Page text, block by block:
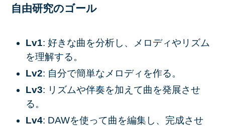
自由研究のゴール
Lv1: 好きな曲を分析し、メロディやリズム
を理解する。
Lv2: 自分で簡単なメロディを作る。
Lv3: リズムや伴奏を加えて曲を発展させ
る。
Lv4: DAWを使って曲を編集し、完成させ